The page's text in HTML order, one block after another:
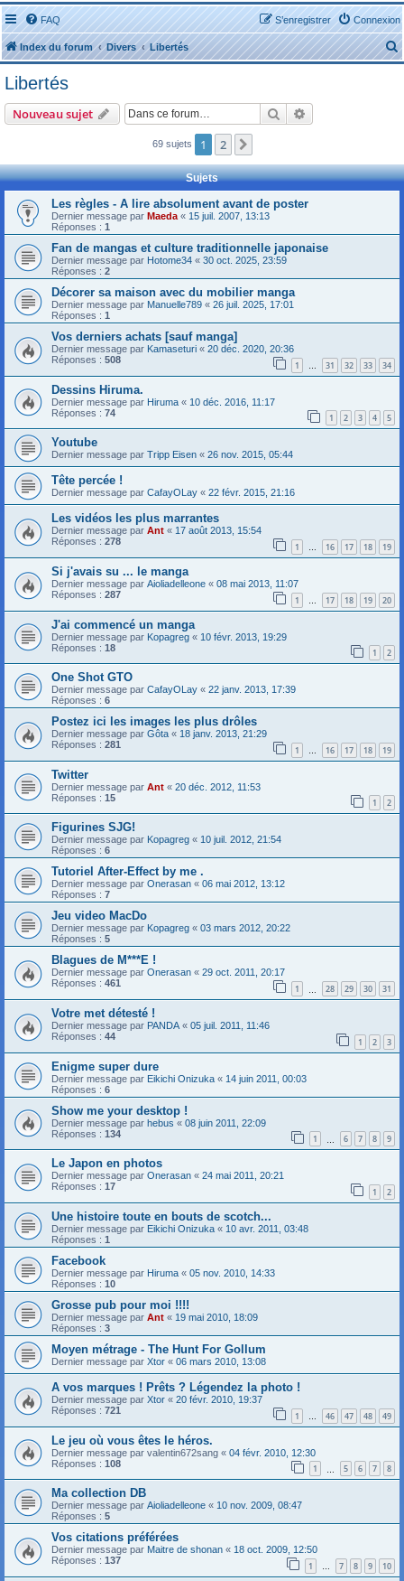
FAQ Connexion
S’enregistrer
Index du forum Divers Libertés
e
c
Libertés
Nouveau sujet Rechercher
69 sujets 1 2
Sujets
Les règles - A lire absolument avant de poster
Dernier message par Maeda « 15 juil. 2007, 13:13
Réponses : 1
Fan de mangas et culture traditionnelle japonaise
Dernier message par Hotome34 « 30 oct. 2025, 23:59
Réponses : 2
Décorer sa maison avec du mobilier manga
Dernier message par Manuelle789 « 26 juil. 2025, 17:01
Réponses : 1
Vos derniers achats [sauf manga]
Dernier message par Kamaseturi « 20 déc. 2020, 20:36
Réponses : 508 1 … 31 32 33 34
Dessins Hiruma.
Dernier message par Hiruma « 10 déc. 2016, 11:17
Réponses : 74 1 2 3 4 5
Youtube
Dernier message par Tripp Eisen « 26 nov. 2015, 05:44
Tête percée !
Dernier message par CafayOLay « 22 févr. 2015, 21:16
Les vidéos les plus marrantes
Dernier message par Ant « 17 août 2013, 15:54
Réponses : 278 1 … 16 17 18 19
Si j'avais su ... le manga
Dernier message par Aioliadelleone « 08 mai 2013, 11:07
Réponses : 287 1 … 17 18 19 20
J'ai commencé un manga
Dernier message par Kopagreg « 10 févr. 2013, 19:29
Réponses : 18 1 2
One Shot GTO
Dernier message par CafayOLay « 22 janv. 2013, 17:39
Réponses : 6
Postez ici les images les plus drôles
Dernier message par Gôta « 18 janv. 2013, 21:29
Réponses : 281 1 … 16 17 18 19
Twitter
Dernier message par Ant « 20 déc. 2012, 11:53
Réponses : 15 1 2
Figurines SJG!
Dernier message par Kopagreg « 10 juil. 2012, 21:54
Réponses : 6
Tutoriel After-Effect by me .
Dernier message par Onerasan « 06 mai 2012, 13:12
Réponses : 7
Jeu video MacDo
Dernier message par Kopagreg « 03 mars 2012, 20:22
Réponses : 5
Blagues de M***E !
Dernier message par Onerasan « 29 oct. 2011, 20:17
Réponses : 461 1 28 29 30 31
Votre met détesté !
Dernier message par PANDA « 05 juil. 2011, 11:46
Réponses : 44 1 2 3
Enigme super dure
Dernier message par Eikichi Onizuka « 14 juin 2011, 00:03
Réponses : 6
Show me your desktop !
Dernier message par hebus « 08 juin 2011, 22:09
Réponses : 134 1 6 7 8 9
Le Japon en photos
Dernier message par Onerasan « 24 mai 2011, 20:21
Réponses : 17 1 2
Une histoire toute en bouts de scotch...
Dernier message par Eikichi Onizuka « 10 avr. 2011, 03:48
Réponses : 1
Facebook
Dernier message par Hiruma « 05 nov. 2010, 14:33
Réponses : 10
Grosse pub pour moi !!!!
Dernier message par Ant « 19 mai 2010, 18:09
Réponses : 3
Moyen métrage - The Hunt For Gollum
Dernier message par Xtor « 06 mars 2010, 13:08
A vos marques ! Prêts ? Légendez la photo !
Dernier message par Xtor « 20 févr. 2010, 19:37
Réponses : 721 1 … 46 47 48 49
Le jeu où vous êtes le héros.
Dernier message par valentin672sang « 04 févr. 2010, 12:30
Réponses : 108 1 5 6 7 8
Ma collection DB
Dernier message par Aioliadelleone « 10 nov. 2009, 08:47
Réponses : 5
Vos citations préférées
Dernier message par Maitre de shonan « 18 oct. 2009, 12:50
Réponses : 137 1 … 7 8 9 10